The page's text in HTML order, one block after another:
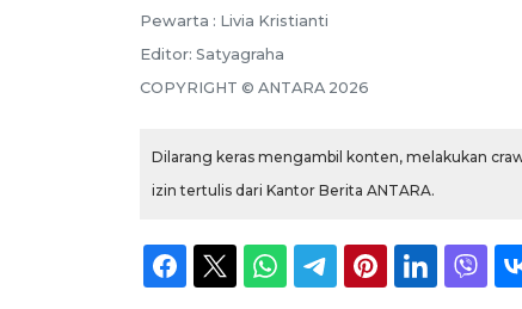
Pewarta : Livia Kristianti
Editor: Satyagraha
COPYRIGHT © ANTARA 2026
Dilarang keras mengambil konten, melakukan
izin tertulis dari Kantor Berita ANTARA.